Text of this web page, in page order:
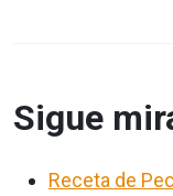
Sigue
Receta de